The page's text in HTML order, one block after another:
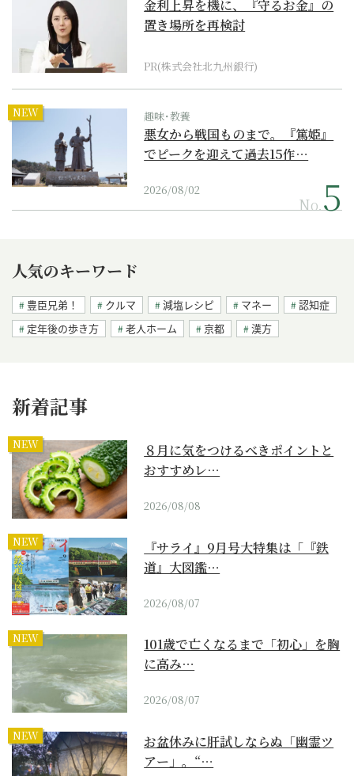
金利上昇を機に、『守るお金』の
置き場所を再検討
PR(株式会社北九州銀行)
NEW 趣味･教養
悪女から戦国ものまで。『篤姫』
でピークを迎えて過去15作…
2026/08/02
No.
人気のキーワード
豊臣兄弟！ クルマ 減塩レシピ マネー
認知症
定年後の歩き方
老人ホーム 京都 漢方
新着記事
NEW
８月に気をつけるべきポイントと
おすすめレ…
2026/08/08
NEW
『サライ』9月号大特集は「『鉄
道』大図鑑…
2026/08/07
NEW
101歳で亡くなるまで「初心」を胸
に高み…
2026/08/07
NEW
お盆休みに肝試しならぬ「幽霊ツ
アー」。“…